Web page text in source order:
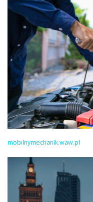
mobilnymechanik.waw.pl